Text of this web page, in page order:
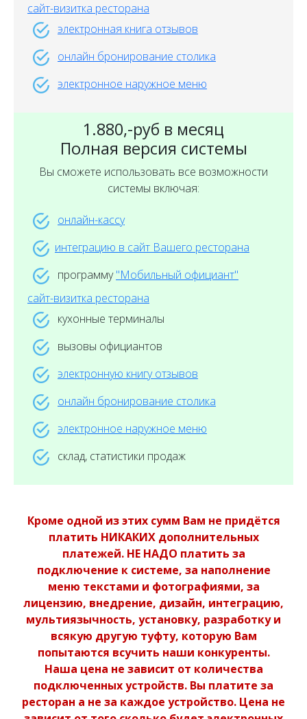
сайт-визитка ресторана
электронная книга отзывов
онлайн бронирование столика
электронное наружное меню
1.880,-руб в месяц
Полная версия системы
Вы сможете использовать все возможности
системы включая:
онлайн-кассу
интеграцию в сайт Вашего ресторана
программу"Мобильный официант"
сайт-визитка ресторана
кухонные терминалы
вызовы официантов
электронную книгу отзывов
онлайн бронирование столика
электронное наружное меню
склад, статистики продаж
Кроме одной из этих сумм Вам не придётся
платить НИКАКИХ дополнительных
платежей. НЕ НАДО платить за
подключение к системе, за наполнение
меню текстами и фотографиями, за
лицензию, внедрение, дизайн, интеграцию,
мультиязычность, установку, разработку и
всякую другую туфту, которую Вам
попытаются всучить наши конкуренты.
Наша цена не зависит от количества
подключенных устройств. Вы платите за
ресторан а не за каждое устройство. Цена не